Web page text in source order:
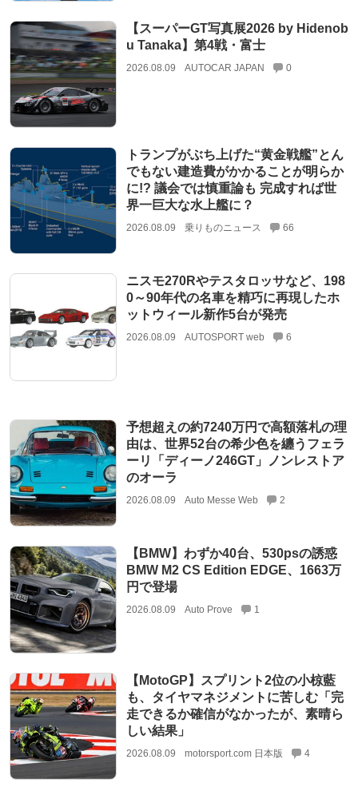
【スーパーGT写真展2026 by Hidenob
u Tanaka】第4戦・富士
2026.08.09 AUTOCAR JAPAN 0
トランプがぶち上げた“黄金戦艦”とん
でもない建造費がかかることが明らか
に!? 議会では慎重論も 完成すれば世
界一巨大な水上艦に？
2026.08.09 乗りものニュース 66
ニスモ270Rやテスタロッサなど、198
0～90年代の名車を精巧に再現したホ
ットウィール新作5台が発売
2026.08.09 AUTOSPORT web 6
予想超えの約7240万円で高額落札の理
由は、世界52台の希少色を纏うフェラ
ーリ「ディーノ246GT」ノンレストア
のオーラ
2026.08.09 Auto Messe Web 2
【BMW】わずか40台、530psの誘惑
BMW M2 CS Edition EDGE、1663万
円で登場
2026.08.09 Auto Prove 1
【MotoGP】スプリント2位の小椋藍
も、タイヤマネジメントに苦しむ「完
走できるか確信がなかったが、素晴ら
しい結果」
2026.08.09 motorsport.com 日本版 4